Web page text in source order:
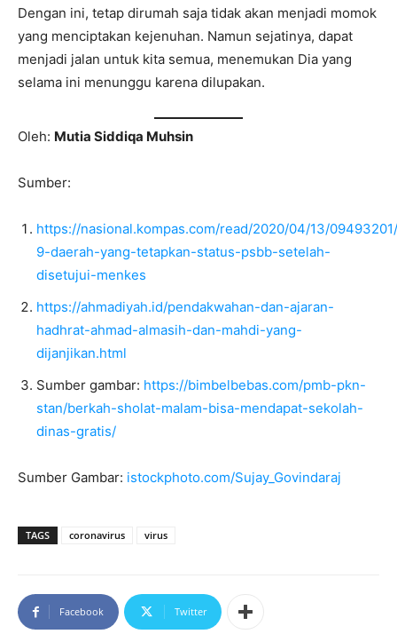
Dengan ini, tetap dirumah saja tidak akan menjadi momok
yang menciptakan kejenuhan. Namun sejatinya, dapat
menjadi jalan untuk kita semua, menemukan Dia yang
selama ini menunggu karena dilupakan.
Oleh: Mutia Siddiqa Muhsin
Sumber:
https://nasional.kompas.com/read/2020/04/13/
9-daerah-yang-tetapkan-status-psbb-setelah-
disetujui-menkes
https://ahmadiyah.id/pendakwahan-dan-ajaran-
hadhrat-ahmad-almasih-dan-mahdi-yang-
dijanjikan.html
Sumber gambar: https://bimbelbebas.com/pmb-pkn-
stan/berkah-sholat-malam-bisa-mendapat-sekolah-
dinas-gratis/
Sumber Gambar: istockphoto.com/Sujay_Govindaraj
TAGS coronavirus virus
Facebook Twitter